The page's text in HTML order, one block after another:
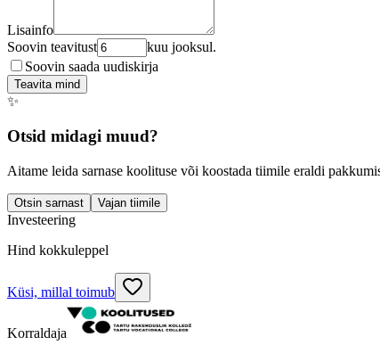
Lisainfo
Soovin teavitust
kuu jooksul.
Soovin saada uudiskirja
Teavita mind
✨
Otsid midagi muud?
Aitame leida sarnase koolituse või koostada tiimile eraldi
Otsin sarnast Vajan tiimile
Investeering
Hind kokkuleppel
Küsi, millal toimub
Korraldaja